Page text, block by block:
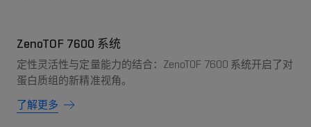
ZenoTOF 7600 系统
定性灵活性与定量能力的结合：ZenoTOF 7600 系统开启了对
蛋白质组的新精准视角。
了解更多